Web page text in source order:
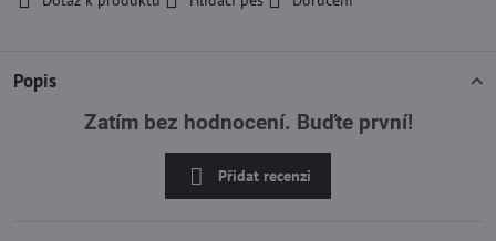
Popis
Zatím bez hodnocení. Buďte první!
Přidat recenzi